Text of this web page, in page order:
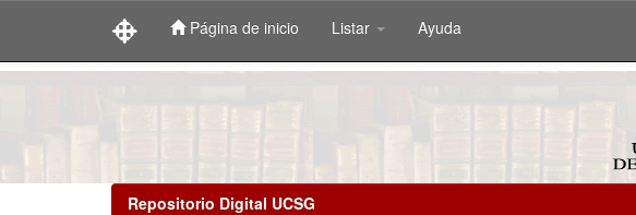
Página de inicio Listar Ayuda
Repositorio Digital UCSG